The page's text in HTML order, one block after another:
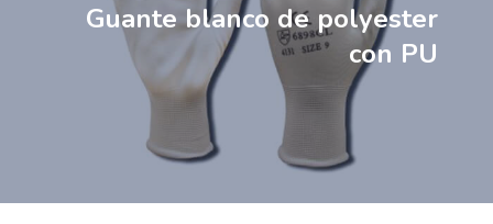
Guante blanco de polyester
con PU